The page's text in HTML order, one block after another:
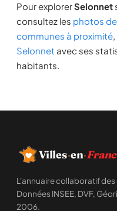
Pour explorerSelonnet
consultez les photos
communes à proximité
Selonnet avec ses
habitants.
Villes·en·
L'annuaire collaboratif des
Données INSEE, DVF,
2006.